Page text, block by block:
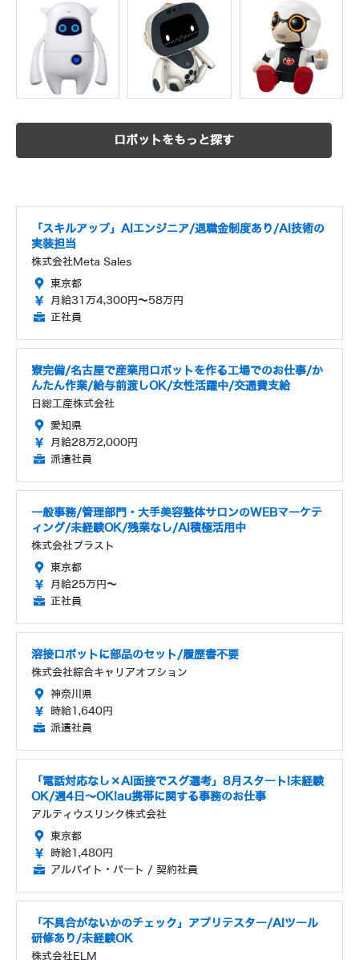
ロボットをもっと探す
「スキルアップ」AIエンジニア/退職金制度あり/AI技術の
実装担当
株式会社Meta Sales
東京都
月給31万4,300円～58万円
正社員
寮完備/名古屋で産業用ロボットを作る工場でのお仕事/か
んたん作業/給与前渡しOK/女性活躍中/交通費支給
日総工産株式会社
愛知県
月給28万2,000円
派遣社員
一般事務/管理部門・大手美容整体サロンのWEBマーケテ
ィング/未経験OK/残業なし/AI積極活用中
株式会社ブラスト
東京都
月給25万円～
正社員
溶接ロボットに部品のセット/履歴書不要
株式会社綜合キャリアオプション
神奈川県
時給1,640円
派遣社員
「電話対応なし×AI面接でスグ選考」8月スタート!未経験
OK/週4日～OK!au携帯に関する事務のお仕事
アルティウスリンク株式会社
東京都
時給1,480円
アルバイト・パート / 契約社員
「不具合がないかのチェック」アプリテスター/AIツール
研修あり/未経験OK
株式会社ELM